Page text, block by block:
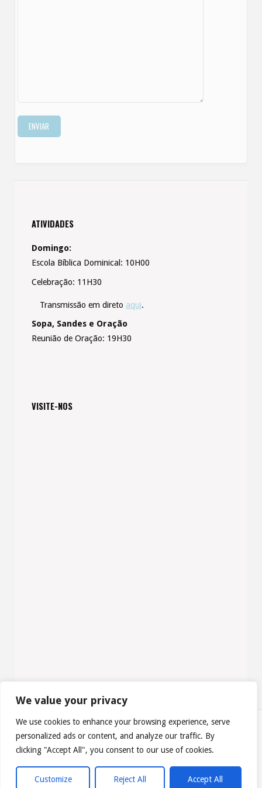
We value your privacy
We use cookies to enhance your browsing experience, serve
personalized ads or content, and analyze our traffic. By
clicking "Accept All", you consent to our use of cookies.
Customize Reject All Accept All
ATIVIDADES
Domingo:
Escola Bíblica Dominical: 10H00
Celebração: 11H30
Transmissão em direto aqui.
Sopa, Sandes e Oração
Reunião de Oração: 19H30
VISITE-NOS
©2022 Igreja Baptista de Linda-a-Velha
Powered byFluida&